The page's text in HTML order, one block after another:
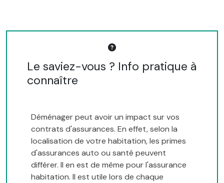
Le saviez-vous ? Info pratique à
connaître
Déménager peut avoir un impact sur vos
contrats d'assurances. En effet, selon la
localisation de votre habitation, les primes
d'assurances auto ou santé peuvent
différer. Il en est de même pour l'assurance
habitation. Il est utile lors de chaque